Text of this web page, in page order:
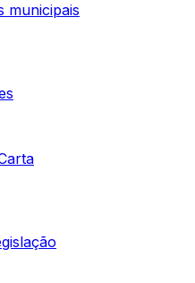
municipais